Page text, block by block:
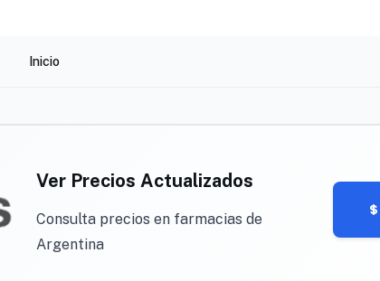
Inicio
Ver Precios Actualizados
Consulta precios en farmacias de
Argentina